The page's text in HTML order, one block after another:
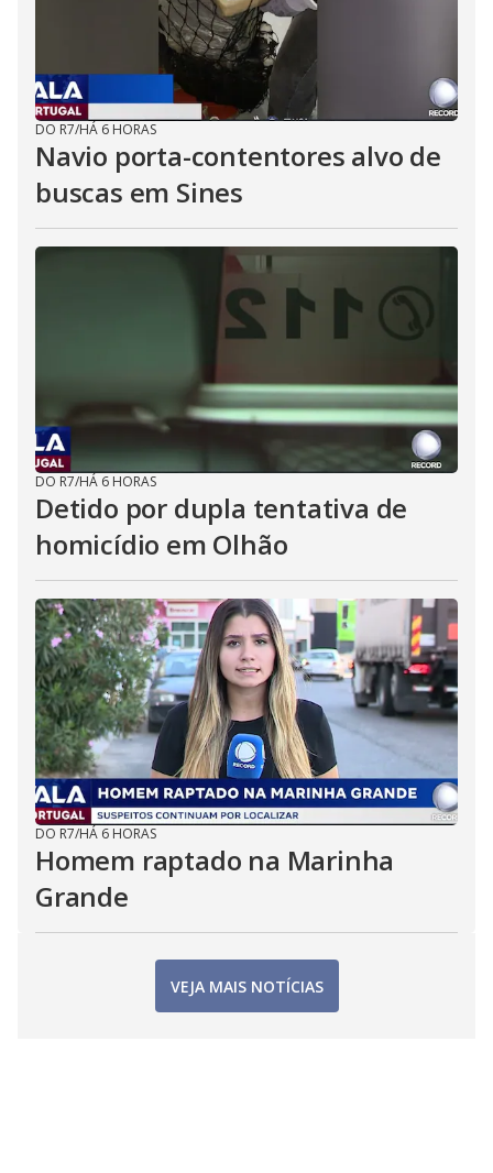
DO R7/HÁ 6 HORAS
Navio porta-contentores alvo de
buscas em Sines
DO R7/HÁ 6 HORAS
Detido por dupla tentativa de
homicídio em Olhão
DO R7/HÁ 6 HORAS
Homem raptado na Marinha
Grande
VEJA MAIS NOTÍCIAS